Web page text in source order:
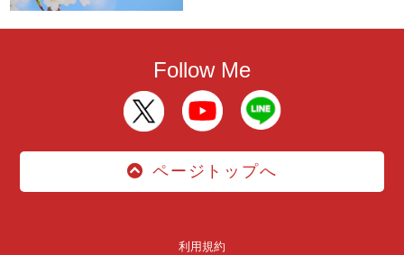
Follow Me
ページトップへ
利用規約